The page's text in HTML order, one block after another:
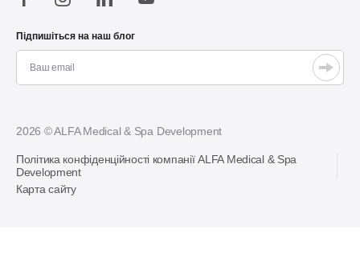
Підпишіться на наш блог
2026 © ALFA Medical & Spa Development
Політика конфіденційності компанії ALFA Medical & Spa
Development
Карта сайту